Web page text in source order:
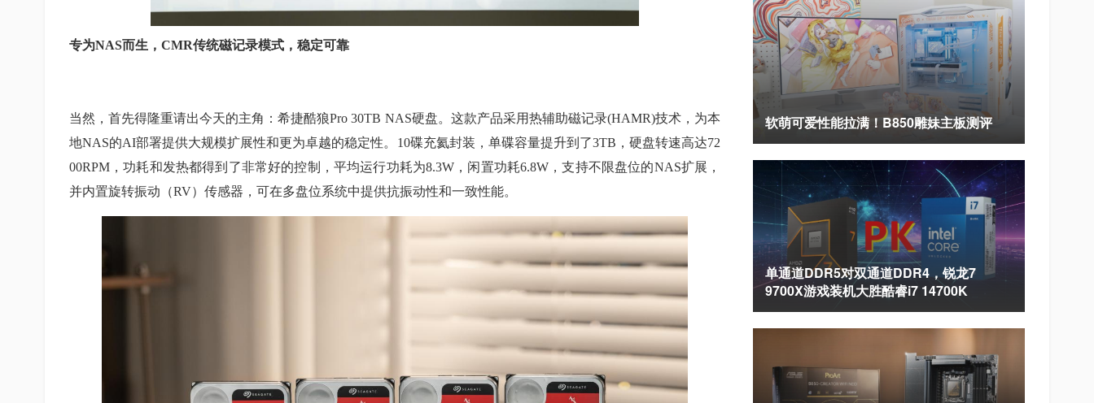
专为NAS而生，CMR传统磁记录模式，稳定可靠
当然，首先得隆重请出今天的主角：希捷酷狼Pro 30TB NAS硬盘。这款产品采用热辅助磁记录(HAMR)技术，为本
地NAS的AI部署提供大规模扩展性和更为卓越的稳定性。10碟充氦封装，单碟容量提升到了3TB，硬盘转速高达72
00RPM，功耗和发热都得到了非常好的控制，平均运行功耗为8.3W，闲置功耗6.8W，支持不限盘位的NAS扩展，
并内置旋转振动（RV）传感器，可在多盘位系统中提供抗振动性和一致性能。
软萌可爱性能拉满！B850雕妹主板测评
单通道DDR5对双通道DDR4，锐龙7
9700X游戏装机大胜酷睿i7 14700K